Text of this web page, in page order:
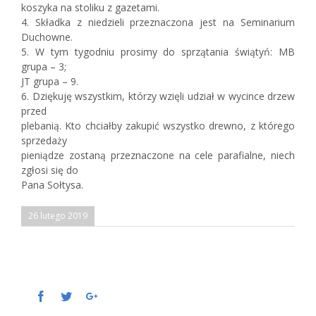
koszyka na stoliku z gazetami.
4. Składka z niedzieli przeznaczona jest na Seminarium
Duchowne.
5. W tym tygodniu prosimy do sprzątania świątyń: MB
grupa – 3;
JT grupa – 9.
6. Dziękuję wszystkim, którzy wzięli udział w wycince drzew
przed
plebanią. Kto chciałby zakupić wszystko drewno, z którego
sprzedaży
pieniądze zostaną przeznaczone na cele parafialne, niech
zgłosi się do
Pana Sołtysa.
26 lutego 2019
Facebook
TwitterGoogle+